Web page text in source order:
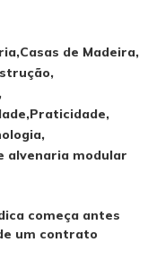
Casas de Madeira
Praticidade
alvenaria modular
começa antes
um contrato